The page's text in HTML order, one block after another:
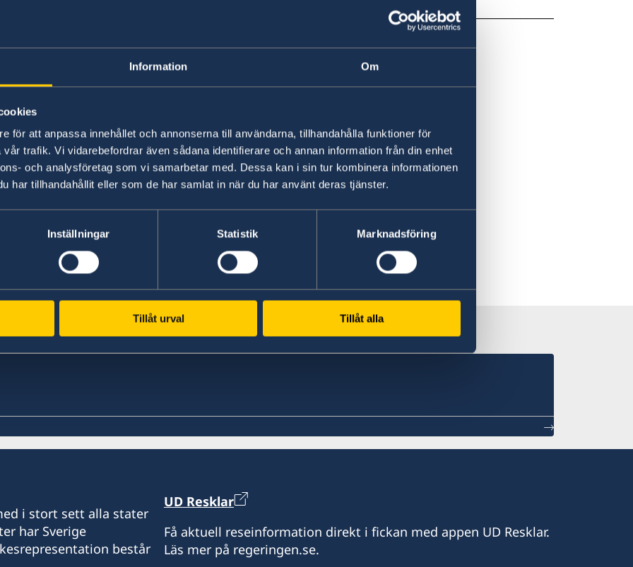
Information Om
för att anpassa innehållet och annonserna till användarna, tillhandahålla funktioner för
trafik. Vi vidarebefordrar även sådana identifierare och annan information från din enhet
och analysföretag som vi samarbetar med. Dessa kan i sin tur kombinera informationen
har tillhandahållit eller som de har samlat in när du har använt deras tjänster.
Inställningar Statistik Marknadsföring
Tillåt urval Tillåt alla
För närvarande finns inga aktuella händelser att rapportera.
Senast uppdaterad 30 juni 2026, 12.00
i stort sett alla stater
har Sverige
består
UD Resklar
Få aktuell reseinformation direkt i fickan med appen UD Resklar.
Läs mer på regeringen.se.